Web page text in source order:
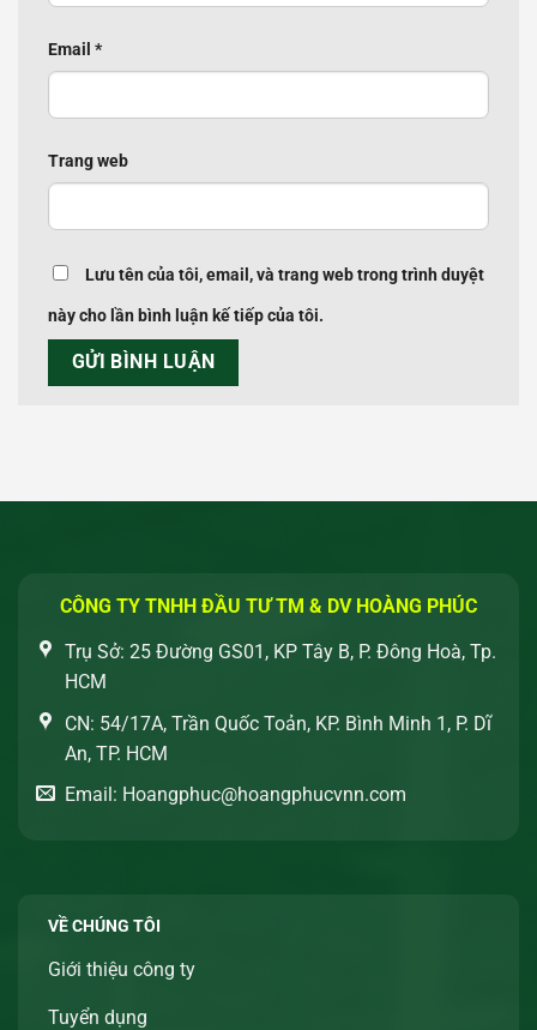
Email *
Trang web
Lưu tên của tôi, email, và trang web trong trình duyệt
này cho lần bình luận kế tiếp của tôi.
CÔNG TY TNHH ĐẦU TƯ TM & DV HOÀNG PHÚC
Trụ Sở: 25 Đường GS01, KP Tây B, P. Đông Hoà, Tp.
HCM
CN: 54/17A, Trần Quốc Toản, KP. Bình Minh 1, P. Dĩ
An, TP. HCM
Email: Hoangphuc@hoangphucvnn.com
VỀ CHÚNG TÔI
Giới thiệu công ty
Tuyển dụng